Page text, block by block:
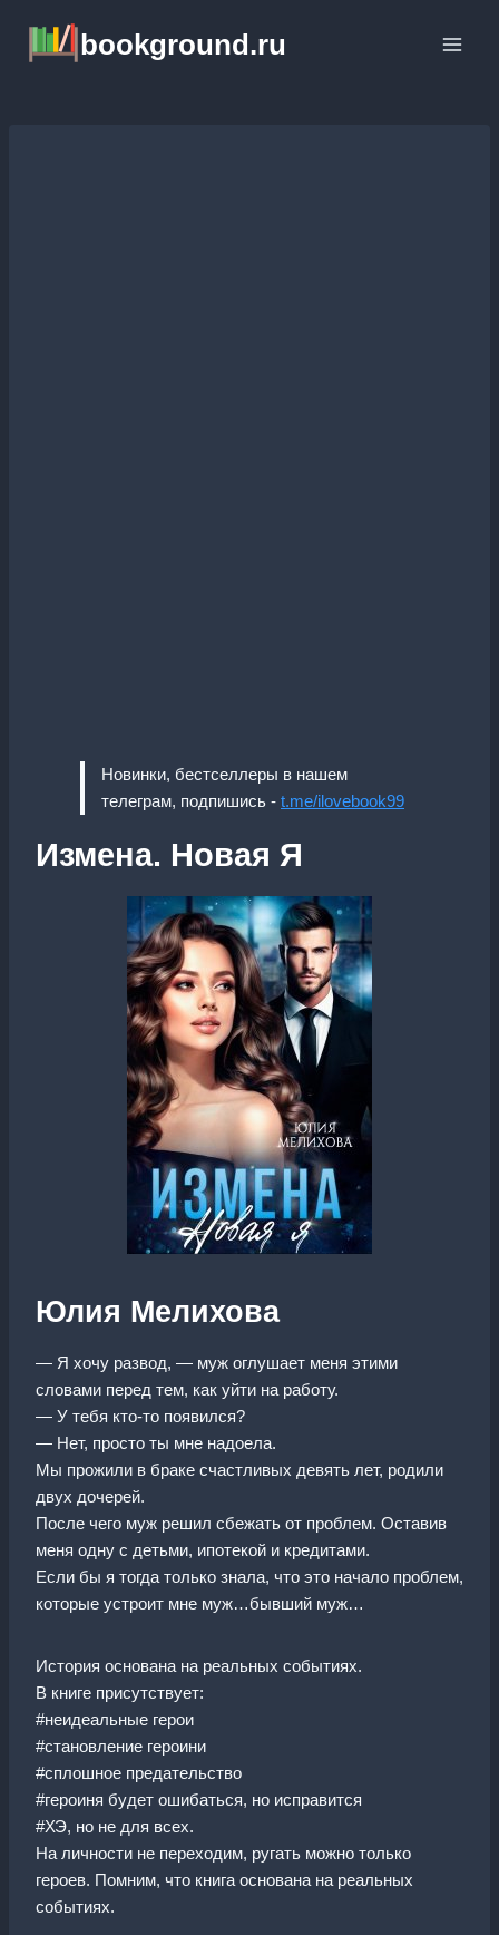
содержимому
bookground.ru
Новинки, бестселлеры в нашем
телеграм, подпишись - t.me/ilovebook99
Измена. Новая Я
Юлия Мелихова
— Я хочу развод, — муж оглушает меня этими
словами перед тем, как уйти на работу.
— У тебя кто-то появился?
— Нет, просто ты мне надоела.
Мы прожили в браке счастливых девять лет, родили
двух дочерей.
После чего муж решил сбежать от проблем. Оставив
меня одну с детьми, ипотекой и кредитами.
Если бы я тогда только знала, что это начало проблем,
которые устроит мне муж…бывший муж…
История основана на реальных событиях.
В книге присутствует:
#неидеальные герои
#становление героини
#сплошное предательство
#героиня будет ошибаться, но исправится
#ХЭ, но не для всех.
На личности не переходим, ругать можно только
героев. Помним, что книга основана на реальных
событиях.